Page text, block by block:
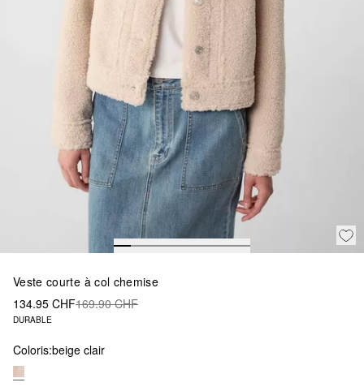
Veste courte à col chemise
134.95 CHF169.90 CHF
DURABLE
Coloris:beige clair